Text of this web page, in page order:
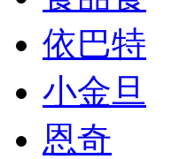
依巴特
小金旦
恩奇